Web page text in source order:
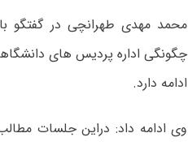
محمد مهدی طهرانچی در گفتگو
چگونگی اداره پردیس های
ادامه دارد.
وی ادامه داد: دراین جلسات